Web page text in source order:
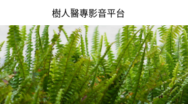
樹人醫專影音平台